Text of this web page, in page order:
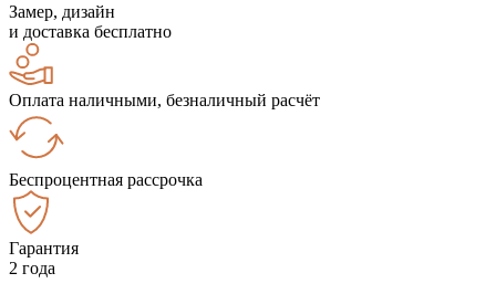
Замер, дизайн
и доставка бесплатно
Оплата наличными, безналичный расчёт
Беспроцентная рассрочка
Гарантия
2 года